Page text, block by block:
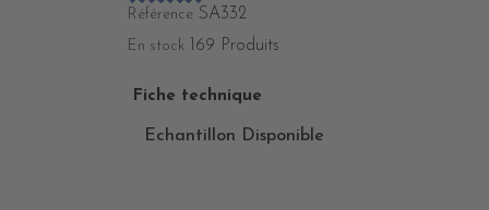
Référence SA332
En stock 169 Produits
Fiche technique
Echantillon Disponible